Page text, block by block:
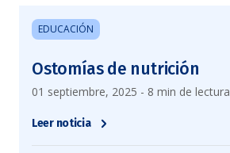
EDUCACIÓN
Ostomías de nutrición
01 septiembre, 2025 - 8 min de lectura
Leer noticia